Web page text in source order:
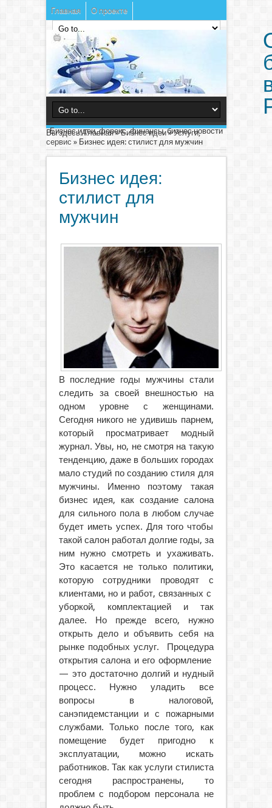
Главная О проекте
Бизнес идеи, форекс, финансы, бизнес новости
Вы здесь:Главная»Бизнес идеи»Услуги,
сервис » Бизнес идея: стилист для мужчин
Бизнес идея:
стилист для
мужчин
В последние годы мужчины стали
следить за своей внешностью на
одном уровне с женщинами.
Сегодня никого не удивишь парнем,
который просматривает модный
журнал. Увы, но, не смотря на такую
тенденцию, даже в больших городах
мало студий по созданию стиля для
мужчины. Именно поэтому такая
бизнес идея, как создание салона
для сильного пола в любом случае
будет иметь успех. Для того чтобы
такой салон работал долгие годы, за
ним нужно смотреть и ухаживать.
Это касается не только политики,
которую сотрудники проводят с
клиентами, но и работ, связанных с
уборкой, комплектацией и так
далее. Но прежде всего, нужно
открыть дело и объявить себя на
рынке подобных услуг. Процедура
открытия салона и его оформление
— это достаточно долгий и нудный
процесс. Нужно уладить все
вопросы в налоговой,
санэпидемстанции и с пожарными
службами. Только после того, как
помещение будет пригодно к
эксплуатации, можно искать
работников. Так как услуги стилиста
сегодня распространены, то
проблем с подбором персонала не